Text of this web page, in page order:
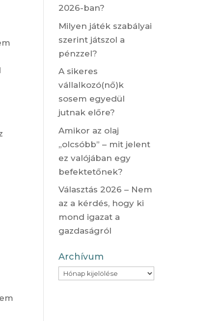
2026-ban?
Milyen játék szabályai
szerint játszol a
pénzzel?
A sikeres
vállalkozó(nő)k
sosem egyedül
jutnak előre?
Amikor az olaj
„olcsóbb” – mit jelent
ez valójában egy
befektetőnek?
Választás 2026 – Nem
az a kérdés, hogy ki
mond igazat a
gazdaságról
Archívum
Archívum